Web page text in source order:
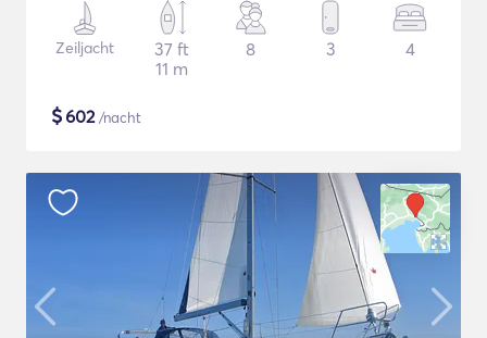
Zeiljacht
37 ft
11 m
8 3 4
$602/nacht